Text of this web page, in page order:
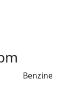
Benzine